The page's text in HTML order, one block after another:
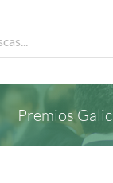
Premios